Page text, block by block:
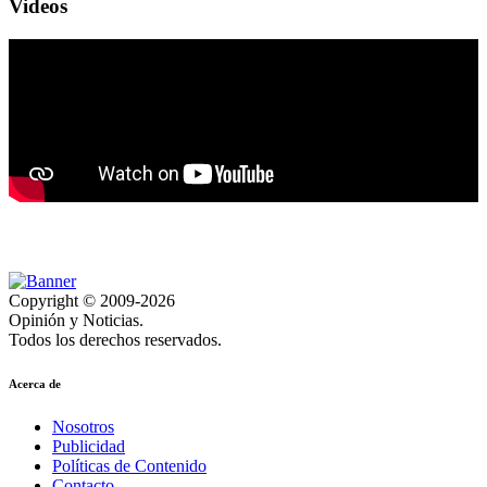
Videos
Copyright © 2009-2026
Opinión y Noticias.
Todos los derechos reservados.
Acerca de
Nosotros
Publicidad
Políticas de Contenido